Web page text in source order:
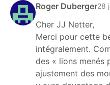
Roger Duberger28
Cher JJ Netter,
Merci pour cette
intégralement.
des « lions menés
ajustement des